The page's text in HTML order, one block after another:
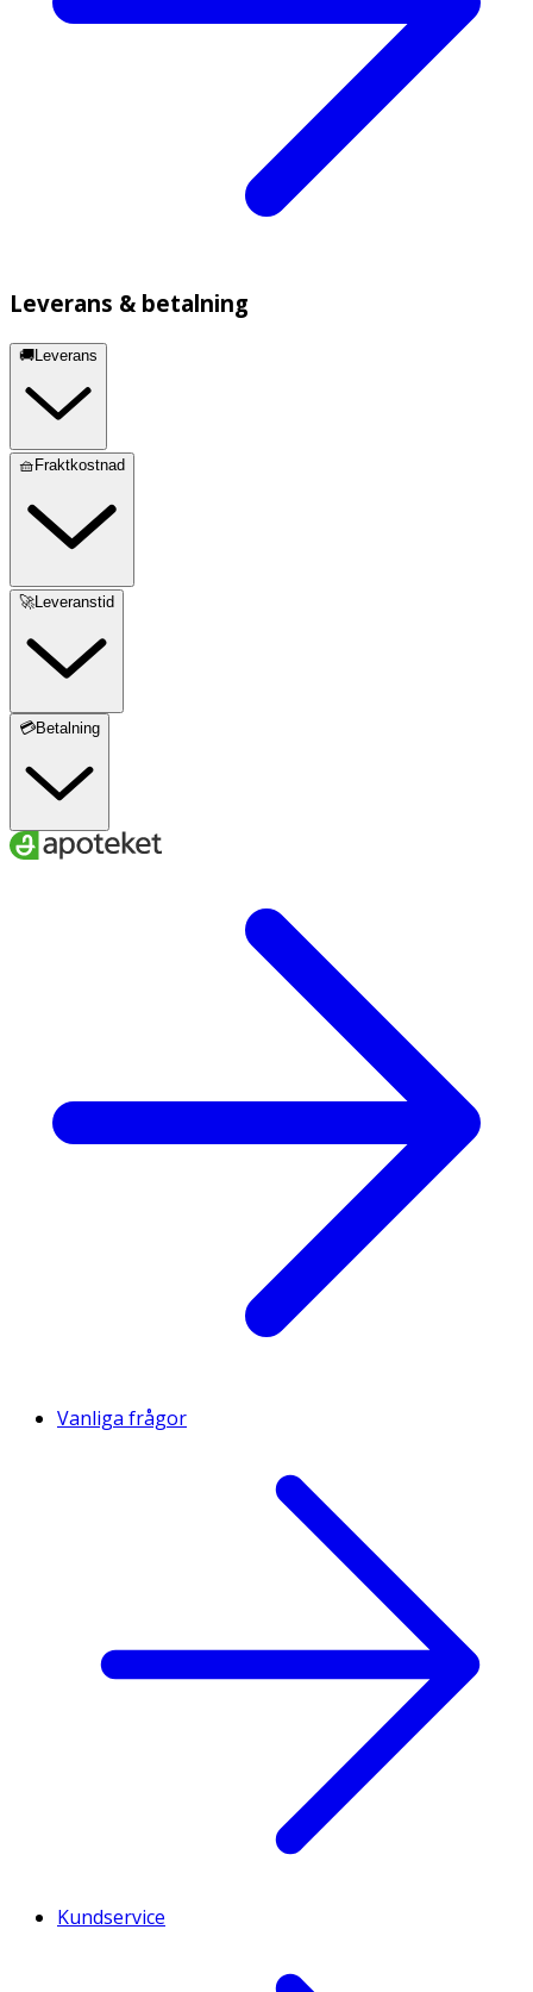
Leverans & betalning
🚚Leverans
🧺Fraktkostnad
🚀Leveranstid
💳Betalning
Vanliga frågor
Kundservice